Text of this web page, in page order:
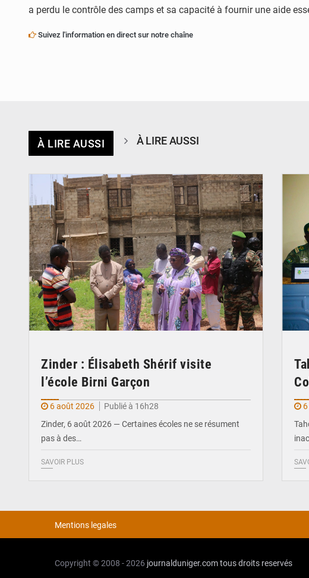
a perdu le contrôle des camps et sa capacité à fournir une aide
Suivez l'information en direct sur notre chaîne
À LIRE AUSSI À LIRE AUSSI
Zinder : Élisabeth Shérif visite
l’école Birni Garçon
6 août 2026
Publié à 16h28
Zinder, 6 août 2026 — Certaines écoles ne se résument
pas à des…
SAVOIR PLUS
Mentions legales
Copyright © 2008 - 2026 journalduniger.comtous droits reservés